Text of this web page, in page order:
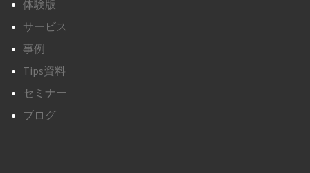
体験版
サービス
事例
Tips資料
セミナー
ブログ